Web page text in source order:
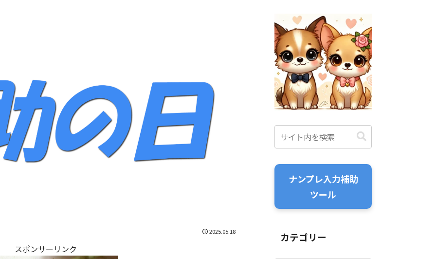
2025.05.18
スポンサーリンク
ナンプレ入力補助
ツール
カテゴリー